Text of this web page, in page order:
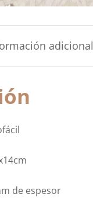
adicional
de espesor